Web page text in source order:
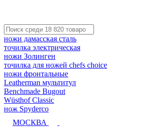
ножи дамасская сталь
точилка электрическая
ножи Золинген
точилка для ножей chefs choice
ножи фронтальные
Leatherman мультитул
Benchmade Bugout
Wüsthof Classic
нож Spyderco
МОСКВА